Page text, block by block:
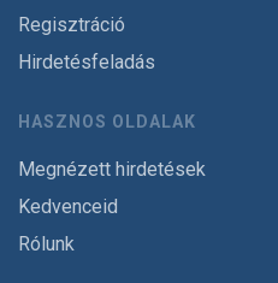
Regisztráció
Hirdetésfeladás
HASZNOS OLDALAK
Megnézett hirdetések
Kedvenceid
Rólunk